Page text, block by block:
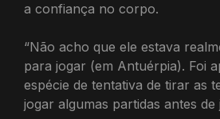
a confiança no corpo.
“Não acho que ele estava
para jogar (em Antuérpia). Foi
espécie de tentativa de tirar as
jogar algumas partidas antes